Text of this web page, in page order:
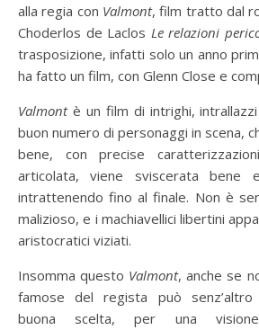
alla regia con Valmont, film tratto dal
Choderlos de Laclos Le relazioni
trasposizione, infatti solo un anno
ha fatto un film, con Glenn Close e
Valmontè un film di intrighi,
buon numero di personaggi in scena,
bene, con precise
articolata, viene sviscerata bene
intrattenendo fino al finale. Non è
malizioso, e i machiavellici libertini
aristocratici viziati.
Insomma questo Valmont, anche se
famose del regista può senz’altro
buona scelta, per una